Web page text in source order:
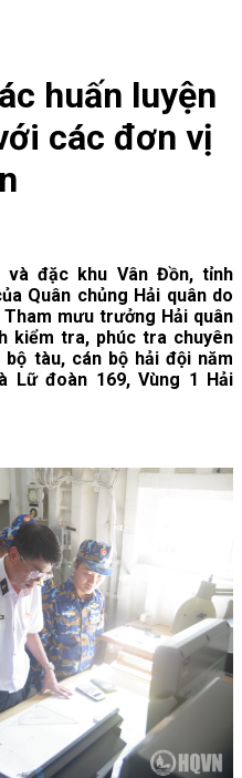
huấn luyện
các đơn vị
và đặc khu Vân Đồn, tỉnh
Quân chủng Hải quân do
mưu trưởng Hải quân
kiểm tra, phúc tra chuyên
tàu, cán bộ hải đội năm
Lữ đoàn 169, Vùng 1 Hải